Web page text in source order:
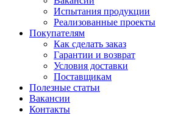
Испытания продукции
Реализованные проекты
Покупателям
Как сделать заказ
Гарантии и возврат
Условия доставки
Поставщикам
Полезные статьи
Вакансии
Контакты